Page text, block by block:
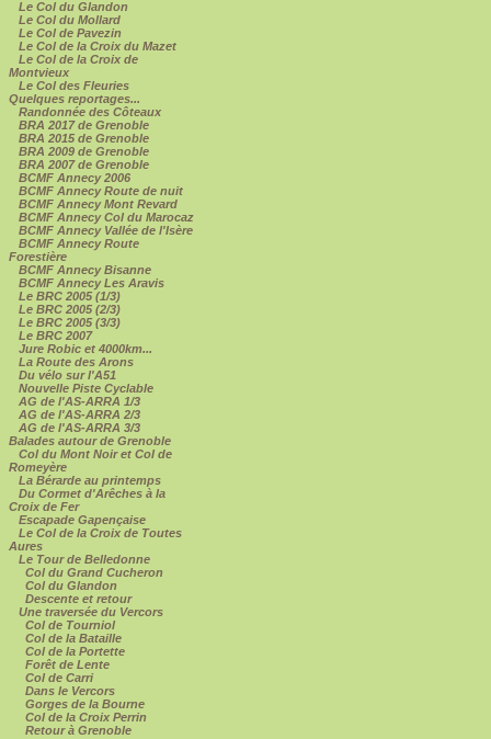
Le Col du Glandon
Le Col du Mollard
Le Col de Pavezin
Le Col de la Croix du Mazet
Le Col de la Croix de
Montvieux
Le Col des Fleuries
Quelques reportages...
Randonnée des Côteaux
BRA 2017 de Grenoble
BRA 2015 de Grenoble
BRA 2009 de Grenoble
BRA 2007 de Grenoble
BCMF Annecy 2006
BCMF Annecy Route de nuit
BCMF Annecy Mont Revard
BCMF Annecy Col du Marocaz
BCMF Annecy Vallée de l'Isère
BCMF Annecy Route
Forestière
BCMF Annecy Bisanne
BCMF Annecy Les Aravis
Le BRC 2005 (1/3)
Le BRC 2005 (2/3)
Le BRC 2005 (3/3)
Le BRC 2007
Jure Robic et 4000km...
La Route des Arons
Du vélo sur l'A51
Nouvelle Piste Cyclable
AG de l'AS-ARRA 1/3
AG de l'AS-ARRA 2/3
AG de l'AS-ARRA 3/3
Balades autour de Grenoble
Col du Mont Noir et Col de
Romeyère
La Bérarde au printemps
Du Cormet d'Arêches à la
Croix de Fer
Escapade Gapençaise
Le Col de la Croix de Toutes
Aures
Le Tour de Belledonne
Col du Grand Cucheron
Col du Glandon
Descente et retour
Une traversée du Vercors
Col de Tourniol
Col de la Bataille
Col de la Portette
Forêt de Lente
Col de Carri
Dans le Vercors
Gorges de la Bourne
Col de la Croix Perrin
Retour à Grenoble